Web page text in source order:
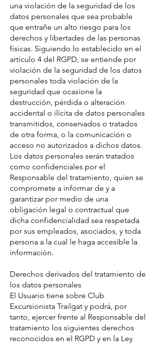
una violación de la seguridad de los
datos personales que sea probable
que entrañe un alto riesgo para los
derechos y libertades de las personas
físicas. Siguiendo lo establecido en el
artículo 4 del RGPD, se entiende por
violación de la seguridad de los datos
personales toda violación de la
seguridad que ocasione la
destrucción, pérdida o alteración
accidental o ilícita de datos personales
transmitidos, conservados o tratados
de otra forma, o la comunicación o
acceso no autorizados a dichos datos.
Los datos personales serán tratados
como confidenciales por el
Responsable del tratamiento, quien se
compromete a informar de y a
garantizar por medio de una
obligación legal o contractual que
dicha confidencialidad sea respetada
por sus empleados, asociados, y toda
persona a la cual le haga accesible la
información.
Derechos derivados del tratamiento de
los datos personales
El Usuario tiene sobre Club
Excursionista Trailgat y podrá, por
tanto, ejercer frente al Responsable del
tratamiento los siguientes derechos
reconocidos en el RGPD y en la Ley